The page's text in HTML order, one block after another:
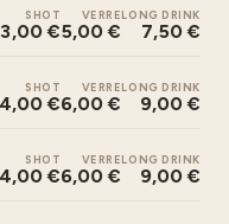
SHOT
3,00 €
VERRE
5,00 €
LONG DRINK
7,50 €
SHOT
4,00 €
VERRE
6,00 €
LONG DRINK
9,00 €
SHOT
4,00 €
VERRE
6,00 €
LONG DRINK
9,00 €